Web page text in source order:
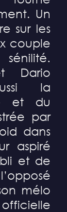
Un
sur les
couple
Dario
la
et du
par
dans
aspiré
et de
mélo